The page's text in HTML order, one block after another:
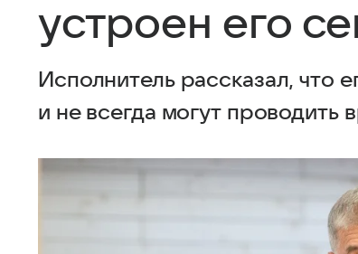
устроен его
Исполнитель рассказал, что
и не всегда могут проводить